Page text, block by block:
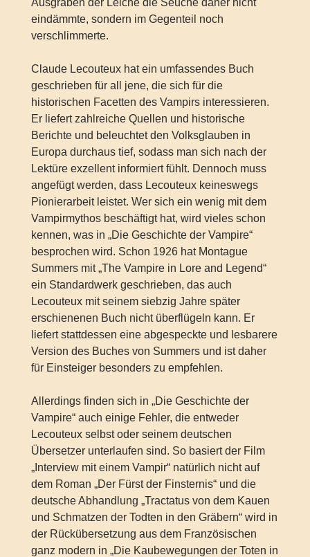
eindämmte, sondern im Gegenteil noch
verschlimmerte.
Claude Lecouteux hat ein umfassendes Buch
geschrieben für all jene, die sich für die
historischen Facetten des Vampirs interessieren.
Er liefert zahlreiche Quellen und historische
Berichte und beleuchtet den Volksglauben in
Europa durchaus tief, sodass man sich nach der
Lektüre exzellent informiert fühlt. Dennoch muss
angefügt werden, dass Lecouteux keineswegs
Pionierarbeit leistet. Wer sich ein wenig mit dem
Vampirmythos beschäftigt hat, wird vieles schon
kennen, was in „Die Geschichte der Vampire“
besprochen wird. Schon 1926 hat Montague
Summers mit „The Vampire in Lore and Legend“
ein Standardwerk geschrieben, das auch
Lecouteux mit seinem siebzig Jahre später
erschienenen Buch nicht überflügeln kann. Er
liefert stattdessen eine abgespeckte und lesbarere
Version des Buches von Summers und ist daher
für Einsteiger besonders zu empfehlen.
Allerdings finden sich in „Die Geschichte der
Vampire“ auch einige Fehler, die entweder
Lecouteux selbst oder seinem deutschen
Übersetzer unterlaufen sind. So basiert der Film
„Interview mit einem Vampir“ natürlich nicht auf
dem Roman „Der Fürst der Finsternis“ und die
deutsche Abhandlung „Tractatus von dem Kauen
und Schmatzen der Todten in den Gräbern“ wird in
der Rückübersetzung aus dem Französischen
ganz modern in „Die Kaubewegungen der Toten in